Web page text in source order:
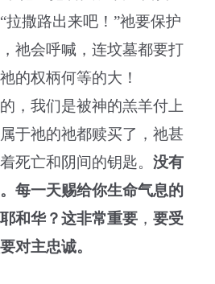
拉撒路出来吧！”祂要保护
祂会呼喊，连坟墓都要打
的权柄何等的大！
，我们是被神的羔羊付上
于祂的祂都赎买了，祂甚
死亡和阴间的钥匙。没有
每一天赐给你生命气息的
和华？这非常重要 ，要受
对主忠诚。